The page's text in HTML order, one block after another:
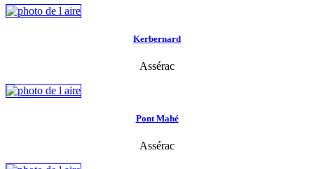
Kerbernard
Assérac
Pont Mahé
Assérac